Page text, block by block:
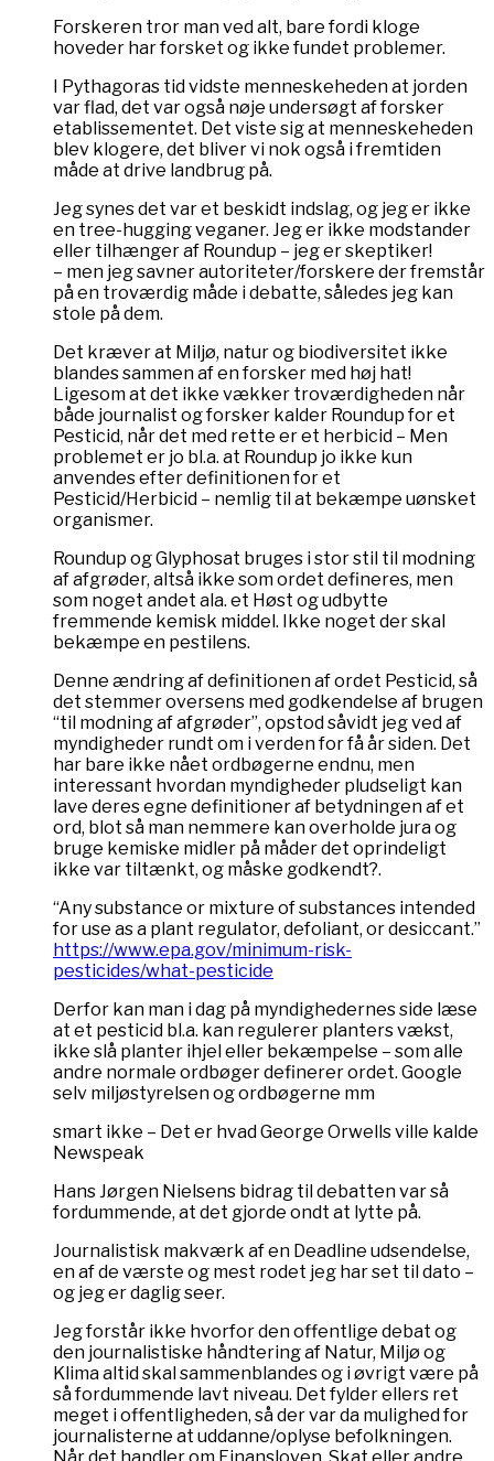
Forskeren tror man ved alt, bare fordi kloge
hoveder har forsket og ikke fundet problemer.
I Pythagoras tid vidste menneskeheden at jorden
var flad, det var også nøje undersøgt af forsker
etablissementet. Det viste sig at menneskeheden
blev klogere, det bliver vi nok også i fremtiden
måde at drive landbrug på.
Jeg synes det var et beskidt indslag, og jeg er ikke
en tree-hugging veganer. Jeg er ikke modstander
eller tilhænger af Roundup – jeg er skeptiker!
– men jeg savner autoriteter/forskere der fremstår
på en troværdig måde i debatte, således jeg kan
stole på dem.
Det kræver at Miljø, natur og biodiversitet ikke
blandes sammen af en forsker med høj hat!
Ligesom at det ikke vækker troværdigheden når
både journalist og forsker kalder Roundup for et
Pesticid, når det med rette er et herbicid – Men
problemet er jo bl.a. at Roundup jo ikke kun
anvendes efter definitionen for et
Pesticid/Herbicid – nemlig til at bekæmpe uønsket
organismer.
Roundup og Glyphosat bruges i stor stil til modning
af afgrøder, altså ikke som ordet defineres, men
som noget andet ala. et Høst og udbytte
fremmende kemisk middel. Ikke noget der skal
bekæmpe en pestilens.
Denne ændring af definitionen af ordet Pesticid, så
det stemmer oversens med godkendelse af brugen
“til modning af afgrøder”, opstod såvidt jeg ved af
myndigheder rundt om i verden for få år siden. Det
har bare ikke nået ordbøgerne endnu, men
interessant hvordan myndigheder pludseligt kan
lave deres egne definitioner af betydningen af et
ord, blot så man nemmere kan overholde jura og
bruge kemiske midler på måder det oprindeligt
ikke var tiltænkt, og måske godkendt?.
“Any substance or mixture of substances intended
for use as a plant regulator, defoliant, or desiccant.”
https://www.epa.gov/minimum-risk-
pesticides/what-pesticide
Derfor kan man i dag på myndighedernes side læse
at et pesticid bl.a. kan regulerer planters vækst,
ikke slå planter ihjel eller bekæmpelse – som alle
andre normale ordbøger definerer ordet. Google
selv miljøstyrelsen og ordbøgerne mm
smart ikke – Det er hvad George Orwells ville kalde
Newspeak
Hans Jørgen Nielsens bidrag til debatten var så
fordummende, at det gjorde ondt at lytte på.
Journalistisk makværk af en Deadline udsendelse,
en af de værste og mest rodet jeg har set til dato –
og jeg er daglig seer.
Jeg forstår ikke hvorfor den offentlige debat og
den journalistiske håndtering af Natur, Miljø og
Klima altid skal sammenblandes og i øvrigt være på
så fordummende lavt niveau. Det fylder ellers ret
meget i offentligheden, så der var da mulighed for
journalisterne at uddanne/oplyse befolkningen.
Når det handler om Finansloven, Skat eller andre